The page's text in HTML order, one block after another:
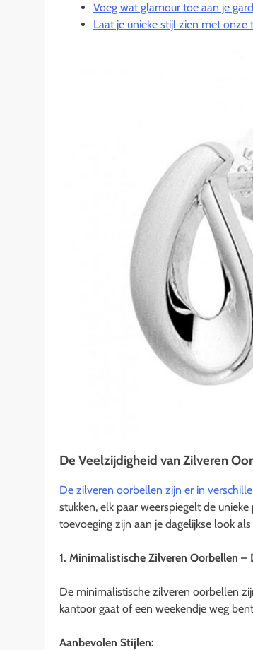
Voeg wat glamour toe aan je
Laat je unieke stijl zien met
De Veelzijdigheid van Zilveren
De zilveren oorbellen zijn er in
stukken, elk paar weerspiegelt de
toevoeging zijn aan je dagelijkse look
1. Minimalistische Zilveren Oorbellen –
De minimalistische zilveren oorbellen
kantoor gaat of een weekendje weg
Aanbevolen Stijlen: